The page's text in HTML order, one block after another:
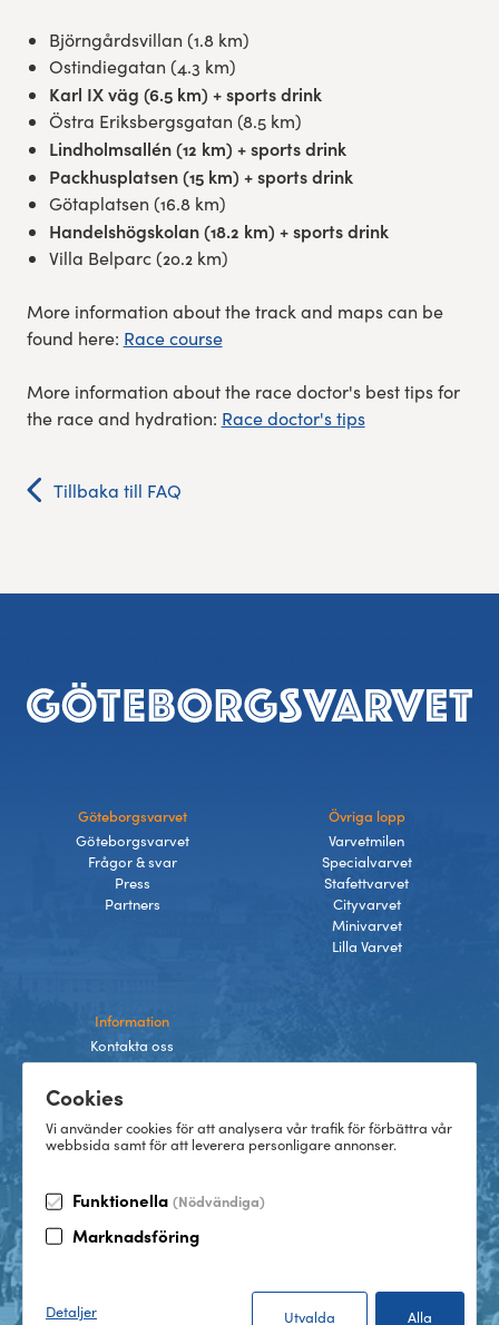
Cookies
Vi använder cookies för att analysera vår trafik för förbättra vår
webbsida samt för att leverera personligare annonser.
Funktionella (Nödvändiga)
Marknadsföring
Detaljer
Björngårdsvillan (1.8 km)
Ostindiegatan (4.3 km)
Karl IX väg (6.5 km) + sports drink
Östra Eriksbergsgatan (8.5 km)
Lindholmsallén (12 km) + sports drink
Packhusplatsen (15 km) + sports drink
Götaplatsen (16.8 km)
Handelshögskolan (18.2 km) + sports drink
Villa Belparc (20.2 km)
More information about the track and maps can be
found here: Race course
More information about the race doctor's best tips for
the race and hydration: Race doctor's tips
Tillbaka till FAQ
Sidfot
Göteborgsvarvet
Göteborgsvarvet
Frågor & svar
Press
Partners
Övriga lopp
Varvetmilen
Specialvarvet
Stafettvarvet
Cityvarvet
Minivarvet
Lilla Varvet
Information
Kontakta oss
Villkor
Cookies
Funktionär/Volontär